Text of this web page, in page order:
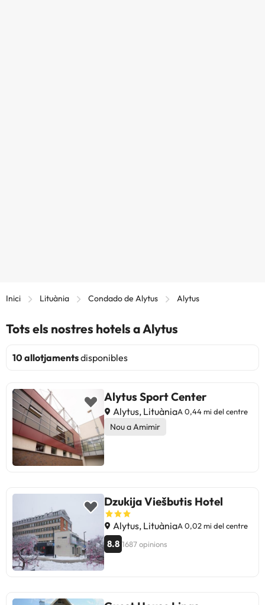
Inici Lituània Condado de Alytus Alytus
Tots els nostres hotels a Alytus
10 allotjamentsdisponibles
Alytus Sport Center
Alytus, LituàniaA 0,44 mi del centre
Nou a Amimir
Dzukija Viešbutis Hotel
Alytus, LituàniaA 0,02 mi del centre
8.8 1687 opinions